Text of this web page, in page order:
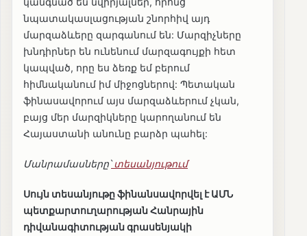
նպատակասլացության շնորհիվ այդ
մարզաձևերը զարգանում են: Մարզիչները
խնդիրներ են ունենում մարզագույքի հետ
կապված, որը ես ձեռք եմ բերում
հիմնականում իմ միջոցներով: Պետական
ֆինասավորում այս մարզաձևերում չկան,
բայց մեր մարզիկները կարողանում են
Հայաստանի անունը բարձր պահել:
Մանրամասները՝տեսանյութում
Սույն տեսանյութը ֆինանսավորվել է ԱՄՆ
պետքարտուղարության Հանրային
դիվանագիտության գրասենյակի